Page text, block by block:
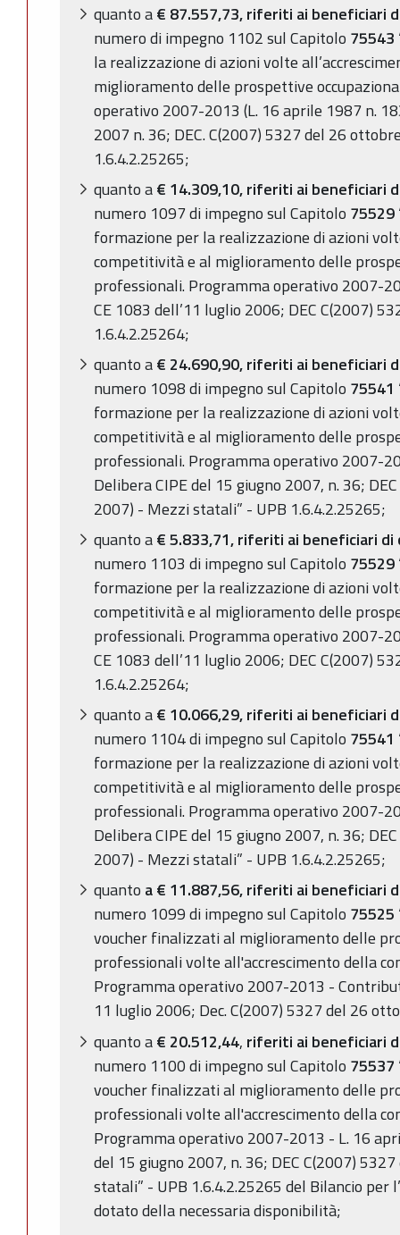
quanto a€ 87.557,73, riferiti ai beneficiari
numero di impegno 1102 sul Capitolo 75543
la realizzazione di azioni volte
miglioramento delle prospettive
operativo 2007-2013 (L. 16 aprile 1987 n.
2007 n. 36; DEC. C(2007) 5327 del 26
1.6.4.2.25265;
quanto a€ 14.309,10, riferiti ai beneficiari
numero 1097 di impegno sul Capitolo 75529
formazione per la realizzazione di azioni
competitività e al miglioramento delle
professionali. Programma operativo 2007-
CE 1083 dell’11 luglio 2006; DEC C(2007)
1.6.4.2.25264;
quanto a€ 24.690,90, riferiti ai beneficiari
numero 1098 di impegno sul Capitolo 75541
formazione per la realizzazione di azioni
competitività e al miglioramento delle
professionali. Programma operativo 2007-
Delibera CIPE del 15 giugno 2007, n. 36;
2007) - Mezzi statali” - UPB 1.6.4.2.25265;
quanto a€ 5.833,71, riferiti ai beneficiari di
numero 1103 di impegno sul Capitolo 75529
formazione per la realizzazione di azioni
competitività e al miglioramento delle
professionali. Programma operativo 2007-
CE 1083 dell’11 luglio 2006; DEC C(2007)
1.6.4.2.25264;
quanto a€ 10.066,29, riferiti ai beneficiari
numero 1104 di impegno sul Capitolo 75541
formazione per la realizzazione di azioni
competitività e al miglioramento delle
professionali. Programma operativo 2007-
Delibera CIPE del 15 giugno 2007, n. 36;
2007) - Mezzi statali” - UPB 1.6.4.2.25265;
quanto a € 11.887,56, riferiti ai beneficiari
numero 1099 di impegno sul Capitolo 75525
voucher finalizzati al miglioramento delle
professionali volte all'accrescimento della
Programma operativo 2007-2013 -
11 luglio 2006; Dec. C(2007) 5327 del 26
quanto a€ 20.512,44, riferiti ai beneficiari
numero 1100 di impegno sul Capitolo 75537
voucher finalizzati al miglioramento delle
professionali volte all'accrescimento della
Programma operativo 2007-2013 - L. 16
del 15 giugno 2007, n. 36; DEC C(2007)
statali” - UPB 1.6.4.2.25265 del Bilancio per
dotato della necessaria disponibilità;